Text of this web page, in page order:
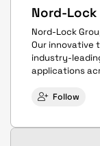
Nord-Lock
Nord-Lock
Our innovative
industry-
applications
Follow